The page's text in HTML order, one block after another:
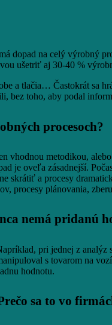
dopad na celý výrobný
ušetriť aj 30-40 %
a tlačia… Častokrát sa
bez toho, aby podal
procesoch?
vhodnou metodikou,
je oveľa zásadnejší.
skrátiť a procesy
procesy plánovania,
nemá pridanú
pri jednej z
s tovarom na
hodnotu.
sa to vo